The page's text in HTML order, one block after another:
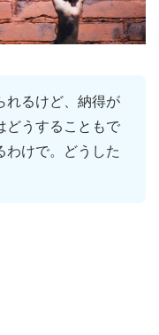
れるけど、納得が
どうすることもで
わけで。どうした